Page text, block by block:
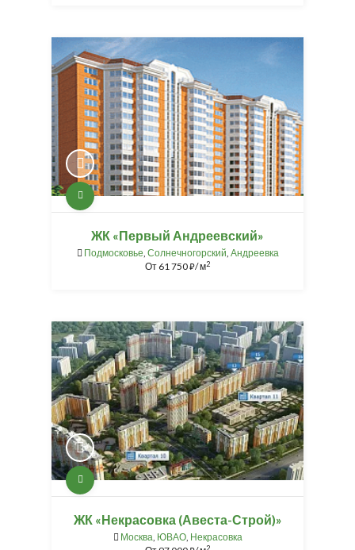
ЖК «Первый Андреевский»
Подмосковье, Солнечногорский, Андреевка
От 61 750⃏/ м2
ЖК «Некрасовка (Авеста-Строй)»
Москва, ЮВАО, Некрасовка
2